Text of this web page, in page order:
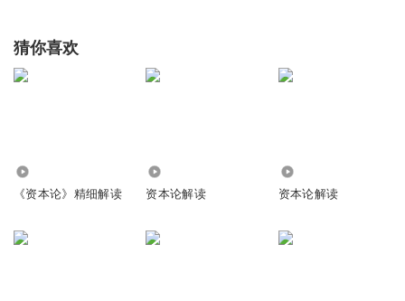
猜你喜欢
《资本论》精细解读 资本论解读 资本论解读